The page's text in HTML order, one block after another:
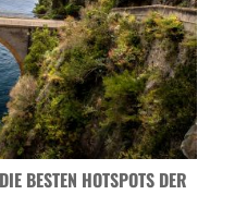
BESTEN HOTSPOTS DER A